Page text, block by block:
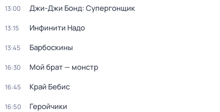
13:00 Джи-Джи Бонд: Супергонщик
13:15 Инфинити Надо
13:45 Барбоскины
16:30 Мой брат — монстр
16:45 Край Бебис
16:50 Геройчики